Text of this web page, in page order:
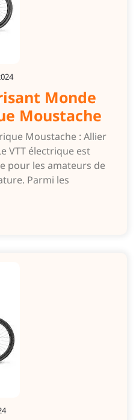
Monde
Moustache
Moustache : Allier
VTT électrique est
pour les amateurs de
Parmi les